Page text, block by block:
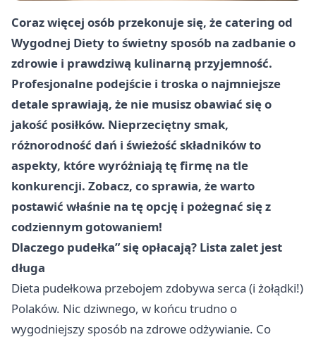
Coraz więcej osób przekonuje się, że catering od
Wygodnej Diety to świetny sposób na zadbanie o
zdrowie i prawdziwą kulinarną przyjemność.
Profesjonalne podejście i troska o najmniejsze
detale sprawiają, że nie musisz obawiać się o
jakość posiłków. Nieprzeciętny smak,
różnorodność dań i świeżość składników to
aspekty, które wyróżniają tę firmę na tle
konkurencji. Zobacz, co sprawia, że warto
postawić właśnie na tę opcję i pożegnać się z
codziennym gotowaniem!
Dlaczego pudełka” się opłacają? Lista zalet jest
długa
Dieta pudełkowa przebojem zdobywa serca (i żołądki!)
Polaków. Nic dziwnego, w końcu trudno o
wygodniejszy sposób na zdrowe odżywianie. Co